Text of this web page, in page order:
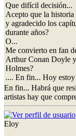
Que difícil decisión...
Acepto que la historia
y agradecido los
durante años?
O...
Me convierto en fan
Arthur Conan Doyle
Holmes?
.... En fin... Hoy estoy
En fin... Habrá que
artistas hay que
Eloy